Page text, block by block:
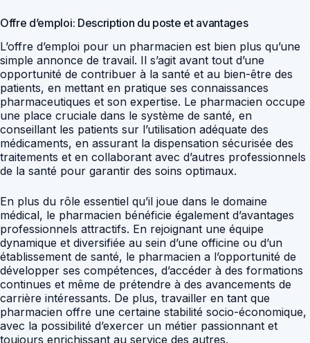
Offre d’emploi: Description du poste et avantages
L’offre d’emploi pour un pharmacien est bien plus qu’une
simple annonce de travail. Il s’agit avant tout d’une
opportunité de contribuer à la santé et au bien-être des
patients, en mettant en pratique ses connaissances
pharmaceutiques et son expertise. Le pharmacien occupe
une place cruciale dans le système de santé, en
conseillant les patients sur l’utilisation adéquate des
médicaments, en assurant la dispensation sécurisée des
traitements et en collaborant avec d’autres professionnels
de la santé pour garantir des soins optimaux.
En plus du rôle essentiel qu’il joue dans le domaine
médical, le pharmacien bénéficie également d’avantages
professionnels attractifs. En rejoignant une équipe
dynamique et diversifiée au sein d’une officine ou d’un
établissement de santé, le pharmacien a l’opportunité de
développer ses compétences, d’accéder à des formations
continues et même de prétendre à des avancements de
carrière intéressants. De plus, travailler en tant que
pharmacien offre une certaine stabilité socio-économique,
avec la possibilité d’exercer un métier passionnant et
toujours enrichissant au service des autres.